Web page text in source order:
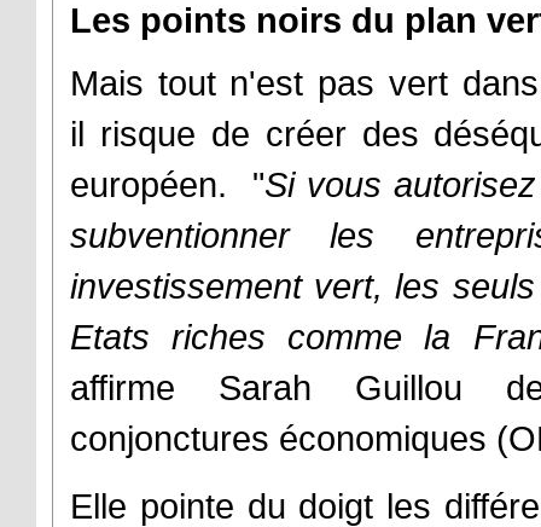
Les points noirs du plan
Mais tout n'est pas vert
il risque de créer des
européen. "Si vous
subventionner les
investissement vert, les
Etats riches comme la
affirme Sarah Guillou
conjonctures économiques
Elle pointe du doigt les